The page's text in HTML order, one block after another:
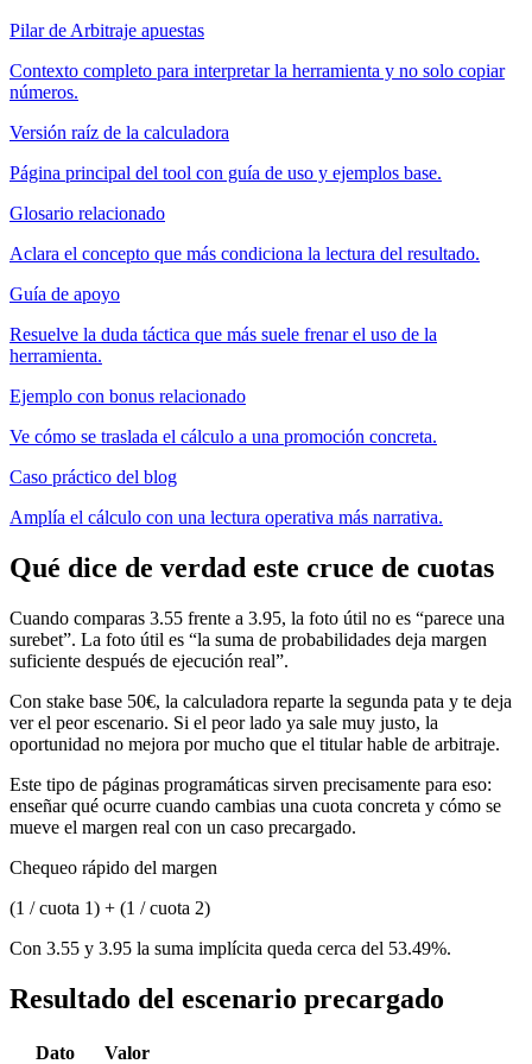
Pilar de Arbitraje apuestas
Contexto completo para interpretar la herramienta y no solo copiar
números.
Versión raíz de la calculadora
Página principal del tool con guía de uso y ejemplos base.
Glosario relacionado
Aclara el concepto que más condiciona la lectura del resultado.
Guía de apoyo
Resuelve la duda táctica que más suele frenar el uso de la
herramienta.
Ejemplo con bonus relacionado
Ve cómo se traslada el cálculo a una promoción concreta.
Caso práctico del blog
Amplía el cálculo con una lectura operativa más narrativa.
Qué dice de verdad este cruce de cuotas
Cuando comparas 3.55 frente a 3.95, la foto útil no es “parece una
surebet”. La foto útil es “la suma de probabilidades deja margen
suficiente después de ejecución real”.
Con stake base 50€, la calculadora reparte la segunda pata y te deja
ver el peor escenario. Si el peor lado ya sale muy justo, la
oportunidad no mejora por mucho que el titular hable de arbitraje.
Este tipo de páginas programáticas sirven precisamente para eso:
enseñar qué ocurre cuando cambias una cuota concreta y cómo se
mueve el margen real con un caso precargado.
Chequeo rápido del margen
(1 / cuota 1) + (1 / cuota 2)
Con 3.55 y 3.95 la suma implícita queda cerca del 53.49%.
Resultado del escenario precargado
Dato Valor